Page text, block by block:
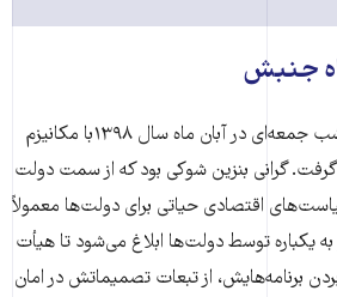
جنبش
اعلام گرانی بنزین در نیمه شب جمعه‌ای در آبان ماه سال ١٣٩٨با مکانیزم
گرانی بنزین شوکی بود که از سمت دولت
اقتصادی حیاتی برای دولت‌ها معمولاً
یکباره توسط دولت‌ها ابلاغ می‌شود تا هیأت
برنامه‌هایش، از تبعات تصمیماتش در امان